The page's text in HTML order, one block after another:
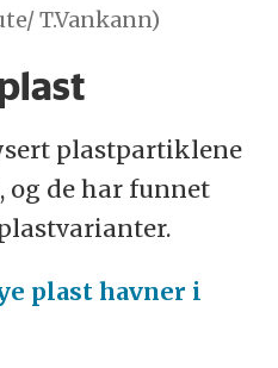
T.Vankann)
plastpartiklene
og de har funnet
plast havner i